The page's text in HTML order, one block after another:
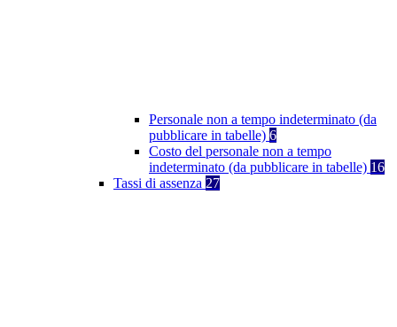
Personale non a tempo indeterminato (da
pubblicare in tabelle) 6
Costo del personale non a tempo
indeterminato (da pubblicare in tabelle) 16
Tassi di assenza 27